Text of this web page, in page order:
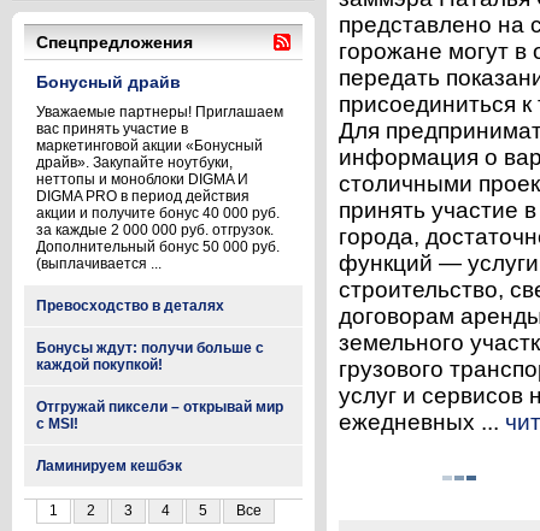
Спецпредложения
Бонусный драйв
Уважаемые партнеры! Приглашаем
вас принять участие в
маркетинговой акции «Бонусный
драйв». Закупайте ноутбуки,
неттопы и моноблоки DIGMA И
DIGMA PRO в период действия
акции и получите бонус 40 000 руб.
за каждые 2 000 000 руб. отгрузок.
Дополнительный бонус 50 000 руб.
(выплачивается ...
Превосходство в деталях
Бонусы ждут: получи больше с
каждой покупкой!
Отгружай пиксели – открывай мир
с MSI!
Ламинируем кешбэк
1 2 3 4 5 Все
представлено на
горожане могут в
передать
присоединиться
Для
информация о
столичными
принять участие
города,
функций —
строительство,
договорам
земельного
грузового
услуг и сервисов
ежедневных ...